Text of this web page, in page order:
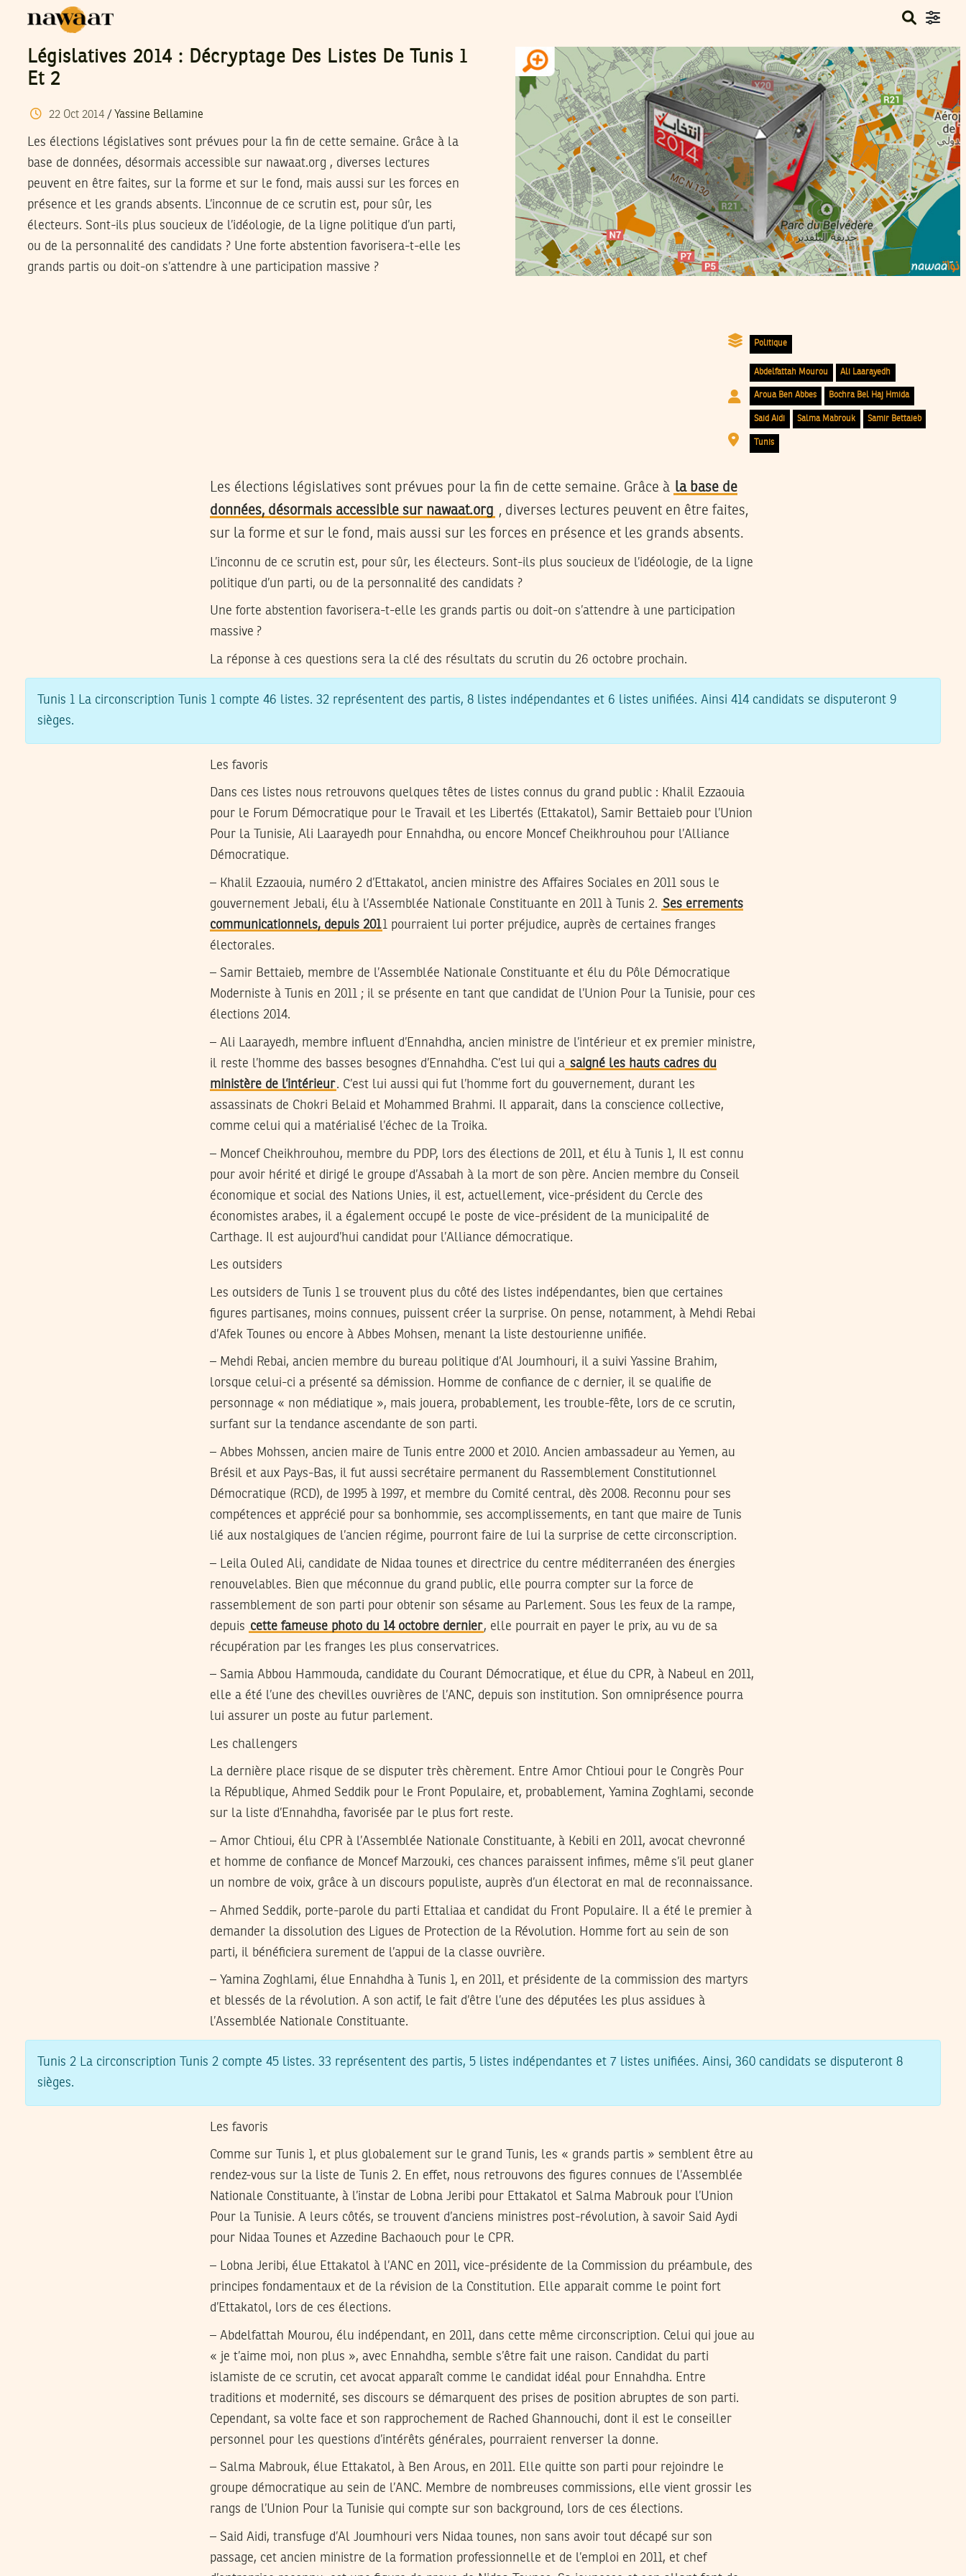
Législatives 2014 : Décryptage Des Listes De Tunis 1
Et 2
22 Oct 2014/ Yassine Bellamine
Les élections législatives sont prévues pour la fin de cette semaine. Grâce à la
base de données, désormais accessible sur nawaat.org , diverses lectures
peuvent en être faites, sur la forme et sur le fond, mais aussi sur les forces en
présence et les grands absents. L’inconnue de ce scrutin est, pour sûr, les
électeurs. Sont-ils plus soucieux de l’idéologie, de la ligne politique d’un parti,
ou de la personnalité des candidats ? Une forte abstention favorisera-t-elle les
grands partis ou doit-on s’attendre à une participation massive ?
Politique
Abdelfattah Mourou Ali Laarayedh
Aroua Ben Abbes Bochra Bel Haj Hmida
Said Aidi Salma Mabrouk Samir Bettaieb
Tunis
Les élections législatives sont prévues pour la fin de cette semaine. Grâce à la base de
données, désormais accessible sur nawaat.org , diverses lectures peuvent en être faites,
sur la forme et sur le fond, mais aussi sur les forces en présence et les grands absents.
L’inconnu de ce scrutin est, pour sûr, les électeurs. Sont-ils plus soucieux de l’idéologie, de la ligne
politique d’un parti, ou de la personnalité des candidats ?
Une forte abstention favorisera-t-elle les grands partis ou doit-on s’attendre à une participation
massive ?
La réponse à ces questions sera la clé des résultats du scrutin du 26 octobre prochain.
Tunis 1 La circonscription Tunis 1 compte 46 listes. 32 représentent des partis, 8 listes indépendantes et 6 listes unifiées. Ainsi 414 candidats se disputeront 9
sièges.
Les favoris
Dans ces listes nous retrouvons quelques têtes de listes connus du grand public : Khalil Ezzaouia
pour le Forum Démocratique pour le Travail et les Libertés (Ettakatol), Samir Bettaieb pour l’Union
Pour la Tunisie, Ali Laarayedh pour Ennahdha, ou encore Moncef Cheikhrouhou pour l’Alliance
Démocratique.
– Khalil Ezzaouia, numéro 2 d’Ettakatol, ancien ministre des Affaires Sociales en 2011 sous le
gouvernement Jebali, élu à l’Assemblée Nationale Constituante en 2011 à Tunis 2. Ses errements
communicationnels, depuis 2011 pourraient lui porter préjudice, auprès de certaines franges
électorales.
– Samir Bettaieb, membre de l’Assemblée Nationale Constituante et élu du Pôle Démocratique
Moderniste à Tunis en 2011 ; il se présente en tant que candidat de l’Union Pour la Tunisie, pour ces
élections 2014.
– Ali Laarayedh, membre influent d’Ennahdha, ancien ministre de l’intérieur et ex premier ministre,
il reste l’homme des basses besognes d’Ennahdha. C’est lui qui a saigné les hauts cadres du
ministère de l’intérieur. C’est lui aussi qui fut l’homme fort du gouvernement, durant les
assassinats de Chokri Belaid et Mohammed Brahmi. Il apparait, dans la conscience collective,
comme celui qui a matérialisé l’échec de la Troika.
– Moncef Cheikhrouhou, membre du PDP, lors des élections de 2011, et élu à Tunis 1, Il est connu
pour avoir hérité et dirigé le groupe d’Assabah à la mort de son père. Ancien membre du Conseil
économique et social des Nations Unies, il est, actuellement, vice-président du Cercle des
économistes arabes, il a également occupé le poste de vice-président de la municipalité de
Carthage. Il est aujourd’hui candidat pour l’Alliance démocratique.
Les outsiders
Les outsiders de Tunis 1 se trouvent plus du côté des listes indépendantes, bien que certaines
figures partisanes, moins connues, puissent créer la surprise. On pense, notamment, à Mehdi Rebai
d’Afek Tounes ou encore à Abbes Mohsen, menant la liste destourienne unifiée.
– Mehdi Rebai, ancien membre du bureau politique d’Al Joumhouri, il a suivi Yassine Brahim,
lorsque celui-ci a présenté sa démission. Homme de confiance de c dernier, il se qualifie de
personnage « non médiatique », mais jouera, probablement, les trouble-fête, lors de ce scrutin,
surfant sur la tendance ascendante de son parti.
– Abbes Mohssen, ancien maire de Tunis entre 2000 et 2010. Ancien ambassadeur au Yemen, au
Brésil et aux Pays-Bas, il fut aussi secrétaire permanent du Rassemblement Constitutionnel
Démocratique (RCD), de 1995 à 1997, et membre du Comité central, dès 2008. Reconnu pour ses
compétences et apprécié pour sa bonhommie, ses accomplissements, en tant que maire de Tunis
lié aux nostalgiques de l’ancien régime, pourront faire de lui la surprise de cette circonscription.
– Leila Ouled Ali, candidate de Nidaa tounes et directrice du centre méditerranéen des énergies
renouvelables. Bien que méconnue du grand public, elle pourra compter sur la force de
rassemblement de son parti pour obtenir son sésame au Parlement. Sous les feux de la rampe,
depuis cette fameuse photo du 14 octobre dernier, elle pourrait en payer le prix, au vu de sa
récupération par les franges les plus conservatrices.
– Samia Abbou Hammouda, candidate du Courant Démocratique, et élue du CPR, à Nabeul en 2011,
elle a été l’une des chevilles ouvrières de l’ANC, depuis son institution. Son omniprésence pourra
lui assurer un poste au futur parlement.
Les challengers
La dernière place risque de se disputer très chèrement. Entre Amor Chtioui pour le Congrès Pour
la République, Ahmed Seddik pour le Front Populaire, et, probablement, Yamina Zoghlami, seconde
sur la liste d’Ennahdha, favorisée par le plus fort reste.
– Amor Chtioui, élu CPR à l’Assemblée Nationale Constituante, à Kebili en 2011, avocat chevronné
et homme de confiance de Moncef Marzouki, ces chances paraissent infimes, même s’il peut glaner
un nombre de voix, grâce à un discours populiste, auprès d’un électorat en mal de reconnaissance.
– Ahmed Seddik, porte-parole du parti Ettaliaa et candidat du Front Populaire. Il a été le premier à
demander la dissolution des Ligues de Protection de la Révolution. Homme fort au sein de son
parti, il bénéficiera surement de l’appui de la classe ouvrière.
– Yamina Zoghlami, élue Ennahdha à Tunis 1, en 2011, et présidente de la commission des martyrs
et blessés de la révolution. A son actif, le fait d’être l’une des députées les plus assidues à
l’Assemblée Nationale Constituante.
Tunis 2 La circonscription Tunis 2 compte 45 listes. 33 représentent des partis, 5 listes indépendantes et 7 listes unifiées. Ainsi, 360 candidats se disputeront 8
sièges.
Les favoris
Comme sur Tunis 1, et plus globalement sur le grand Tunis, les « grands partis » semblent être au
rendez-vous sur la liste de Tunis 2. En effet, nous retrouvons des figures connues de l’Assemblée
Nationale Constituante, à l’instar de Lobna Jeribi pour Ettakatol et Salma Mabrouk pour l’Union
Pour la Tunisie. A leurs côtés, se trouvent d’anciens ministres post-révolution, à savoir Said Aydi
pour Nidaa Tounes et Azzedine Bachaouch pour le CPR.
– Lobna Jeribi, élue Ettakatol à l’ANC en 2011, vice-présidente de la Commission du préambule, des
principes fondamentaux et de la révision de la Constitution. Elle apparait comme le point fort
d’Ettakatol, lors de ces élections.
– Abdelfattah Mourou, élu indépendant, en 2011, dans cette même circonscription. Celui qui joue au
« je t’aime moi, non plus », avec Ennahdha, semble s’être fait une raison. Candidat du parti
islamiste de ce scrutin, cet avocat apparaît comme le candidat idéal pour Ennahdha. Entre
traditions et modernité, ses discours se démarquent des prises de position abruptes de son parti.
Cependant, sa volte face et son rapprochement de Rached Ghannouchi, dont il est le conseiller
personnel pour les questions d’intérêts générales, pourraient renverser la donne.
– Salma Mabrouk, élue Ettakatol, à Ben Arous, en 2011. Elle quitte son parti pour rejoindre le
groupe démocratique au sein de l’ANC. Membre de nombreuses commissions, elle vient grossir les
rangs de l’Union Pour la Tunisie qui compte sur son background, lors de ces élections.
– Said Aidi, transfuge d’Al Joumhouri vers Nidaa tounes, non sans avoir tout décapé sur son
passage, cet ancien ministre de la formation professionnelle et de l’emploi en 2011, et chef